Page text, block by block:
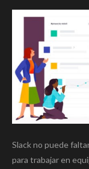
Slack no puede
para trabajar en